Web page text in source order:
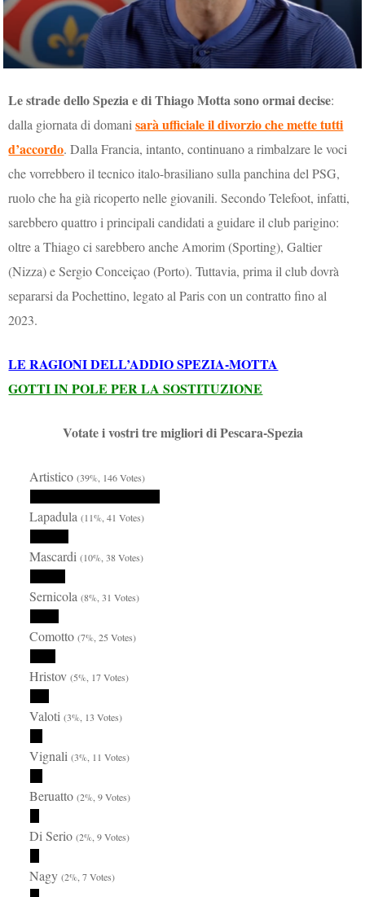
Le strade dello Spezia e di Thiago Motta sono ormai decise:
dalla giornata di domanisarà ufficiale il divorzio che mette tutti
d’accordo. Dalla Francia, intanto, continuano a rimbalzare le voci
che vorrebbero il tecnico italo-brasiliano sulla panchina del PSG,
ruolo che ha già ricoperto nelle giovanili. Secondo Telefoot, infatti,
sarebbero quattro i principali candidati a guidare il club parigino:
oltre a Thiago ci sarebbero anche Amorim (Sporting), Galtier
(Nizza) e Sergio Conceiçao (Porto). Tuttavia, prima il club dovrà
separarsi da Pochettino, legato al Paris con un contratto fino al
2023.
LE RAGIONI DELL’ADDIO SPEZIA-MOTTA
GOTTI IN POLE PER LA SOSTITUZIONE
Votate i vostri tre migliori di Pescara-Spezia
Artistico(39%, 146 Votes)
Lapadula(11%, 41 Votes)
Mascardi(10%, 38 Votes)
Sernicola(8%, 31 Votes)
Comotto(7%, 25 Votes)
Hristov(5%, 17 Votes)
Valoti(3%, 13 Votes)
Vignali(3%, 11 Votes)
Beruatto(2%, 9 Votes)
Di Serio(2%, 9 Votes)
Nagy(2%, 7 Votes)